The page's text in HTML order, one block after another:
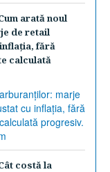
arată noul
de retail
fără
calculată
costă la